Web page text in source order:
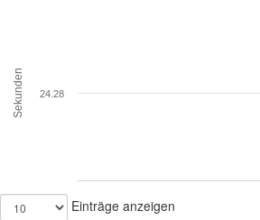
Sekunden 24.28
Einträge anzeigen